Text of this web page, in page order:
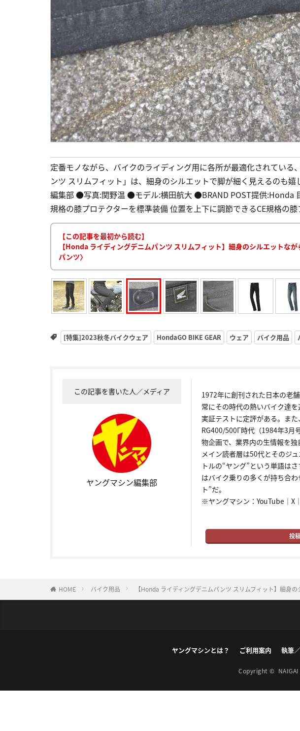
定番モノながら、バイクのライディング用に各所が最適化されてい
ンツ スリムフィット」は、細身のシルエットで脚が細く見えるのも
編集部 ●写真:関野温 ●モデル:横田航大 ●BRAND POST提供:Honda
規格の膝プロテクターを標準装備 位置を上下に調節できるCE規格の
【この記事を最初から読む】
【Honda ライディングデニムパンツ スリムフィット】細身のシルエットな
パンツ〉
[特集]2023秋冬バイクウェア HondaGO BIKE GEAR ウェア バイク用品
この記事を書いた人／メディア
ヤングマシン編集部
1972年に創刊された日本の老
常にその時代の熱いバイク達
実証テストに定評がある。ま
RG400/500Γ時代（1984年3月
物企画で、業界内の生情報を独
メイン読者層は50代とそのジ
トルの“ヤング”という単語は
はバイク乗りの多くが持ち合
ト”だ。
※ヤングマシン： YouTube｜ X｜
投
HOME バイク用品 【Honda ライディングデニムパンツ スリムフィット】細身
ヤングマシンとは？ ご利用案内 執筆
Copyright ©